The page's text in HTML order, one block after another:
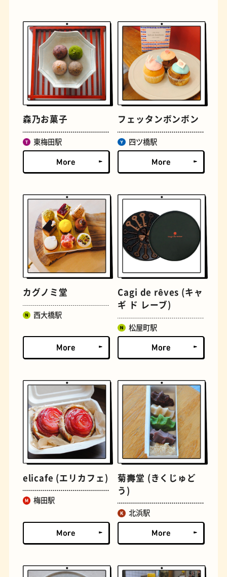
古着 お好み焼き
握り寿司 花屋
森乃お菓子
東梅田駅
フェッタンボンボン
四ツ橋駅
カグノミ堂
西大橋駅
Cagi de rêves (キャ
ギ ド レーブ)
松屋町駅
elicafe (エリカフェ)
梅田駅
菊壽堂 (きくじゅど
う)
北浜駅